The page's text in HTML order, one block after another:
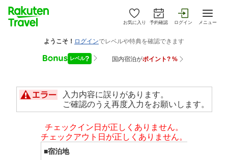
お気に入り 予約確認 ログイン メニュー
入力内容に誤りがあります。
ご確認のうえ再度入力をお願いします。
チェックイン日が正しくありません。
チェックアウト日が正しくありません。
■宿泊地